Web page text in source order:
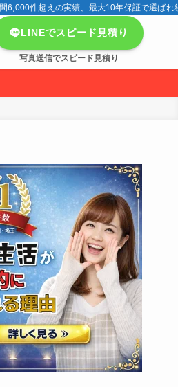
6,000件超えの実績、最大10年保証で選ばれ
LINEでスピード見積り
写真送信でスピード見積り